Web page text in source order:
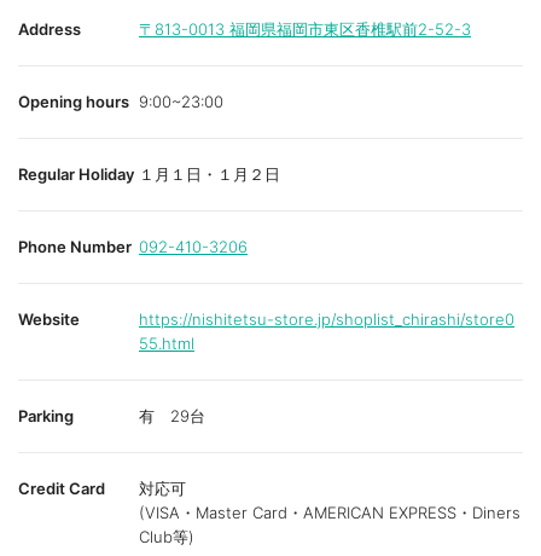
Address 〒813-0013 福岡県福岡市東区香椎駅前2-52-3
Opening hours 9:00~23:00
Regular Holiday １月１日・１月２日
Phone Number 092-410-3206
Website
https://nishitetsu-store.jp/shoplist_chirashi/store0
55.html
Parking 有 29台
Credit Card
対応可
(VISA・Master Card・AMERICAN EXPRESS・Diners
Club等)